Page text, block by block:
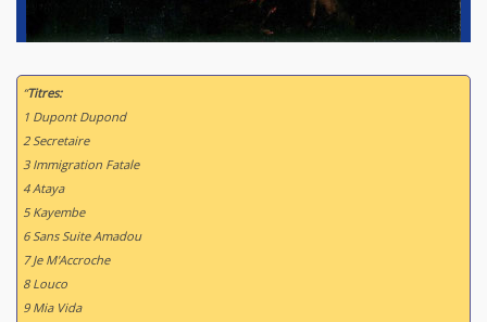
“Titres:
1 Dupont Dupond
2 Secretaire
3 Immigration Fatale
4 Ataya
5 Kayembe
6 Sans Suite Amadou
7 Je M'Accroche
8 Louco
9 Mia Vida